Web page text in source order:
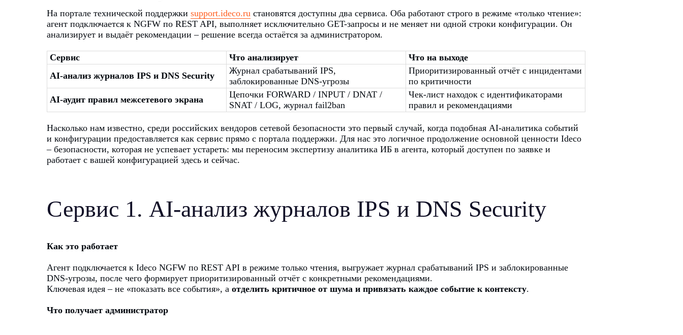
На портале технической поддержки support.ideco.ru становятся доступны два сервиса. Оба работают строго в режиме «только чтение»:
агент подключается к NGFW по REST API, выполняет исключительно GET-запросы и не меняет ни одной строки конфигурации. Он
анализирует и выдаёт рекомендации – решение всегда остаётся за администратором.
Сервис Что анализирует
Что на выходе
AI-анализ журналов IPS и DNS Security
Журнал срабатываний IPS,
заблокированные DNS-угрозы
Приоритизированный отчёт с инцидентами
по критичности
AI-аудит правил межсетевого экрана
Цепочки FORWARD / INPUT / DNAT /
SNAT / LOG, журнал fail2ban
Чек-лист находок с идентификаторами
правил и рекомендациями
Насколько нам известно, среди российских вендоров сетевой безопасности это первый случай, когда подобная AI-аналитика событий
и конфигурации предоставляется как сервис прямо с портала поддержки. Для нас это логичное продолжение основной ценности Ideco
– безопасности, которая не успевает устареть: мы переносим экспертизу аналитика ИБ в агента, который доступен по заявке и
работает с вашей конфигурацией здесь и сейчас.
Сервис 1. AI-анализ журналов IPS и DNS Security
Как это работает
Агент подключается к Ideco NGFW по REST API в режиме только чтения, выгружает журнал срабатываний IPS и заблокированные
DNS-угрозы, после чего формирует приоритизированный отчёт с конкретными рекомендациями.
Ключевая идея – не «показать все события», а отделить критичное от шума и привязать каждое событие к контексту.
Что получает администратор